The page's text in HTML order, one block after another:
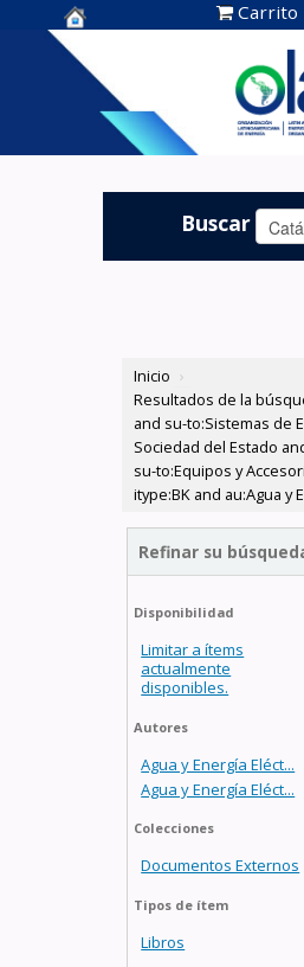
Centro de
Documentación
OLADE -
Carrito
Buscar
Inicio ›
Resultados de la
and su-to:Sistemas de
Sociedad del Estado
su-to:Equipos y
itype:BK and au:Agua y
Refinar su
Disponibilidad
Limitar a ítems
actualmente
disponibles.
Autores
Agua y Energía Eléct...
Agua y Energía Eléct...
Colecciones
Documentos Externos
Tipos de ítem
Libros